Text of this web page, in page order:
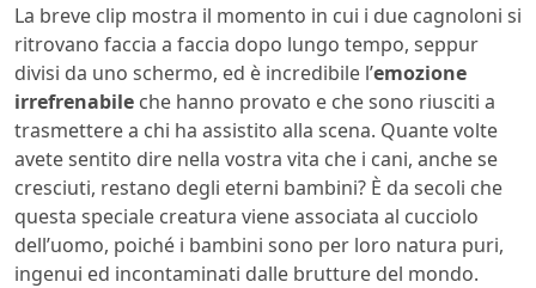
La breve clip mostra il momento in cui i due cagnoloni si
ritrovano faccia a faccia dopo lungo tempo, seppur
divisi da uno schermo, ed è incredibile l’emozione
irrefrenabile che hanno provato e che sono riusciti a
trasmettere a chi ha assistito alla scena. Quante volte
avete sentito dire nella vostra vita che i cani, anche se
cresciuti, restano degli eterni bambini? È da secoli che
questa speciale creatura viene associata al cucciolo
dell’uomo, poiché i bambini sono per loro natura puri,
ingenui ed incontaminati dalle brutture del mondo.